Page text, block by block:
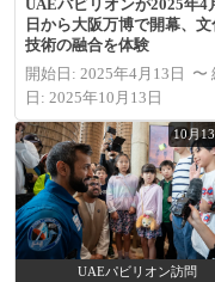
UAEパビリオンが2025年4
日から大阪万博で開幕、文
技術の融合を体験
開始日: 2025年4月13日 〜
日: 2025年10月13日
10月
UAEパビリオン訪問